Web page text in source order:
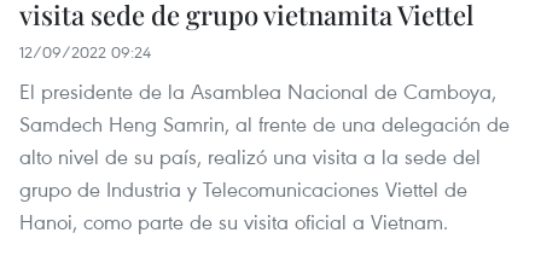
visita sede de grupo vietnamita Viettel
12/09/2022 09:24
El presidente de la Asamblea Nacional de Camboya,
Samdech Heng Samrin, al frente de una delegación de
alto nivel de su país, realizó una visita a la sede del
grupo de Industria y Telecomunicaciones Viettel de
Hanoi, como parte de su visita oficial a Vietnam.